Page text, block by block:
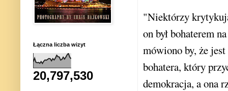
"Niektórzy krytykują
on był bohaterem
mówiono by, że
bohatera, który
demokracja, a ona
Łączna liczba wizyt
20,797,530